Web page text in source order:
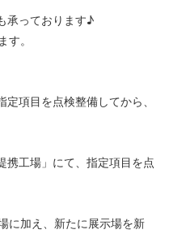
承っております♪
。
項目を点検整備してから、
携工場」にて、指定項目を点
に加え、新たに展示場を新